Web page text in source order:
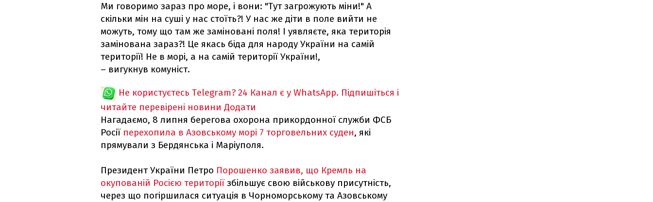
Ми говоримо зараз про море, і вони: "Тут загрожують міни!" А
скільки мін на суші у нас стоїть?! У нас же діти в поле вийти не
можуть, тому що там же заміновані поля! І уявляєте, яка територія
замінована зараз?! Це якась біда для народу України на самій
території! Не в морі, а на самій території України!,
– вигукнув комуніст.
Не користуєтесь Telegram? 24 Канал є у WhatsApp. Підпишіться і
читайте перевірені новини Додати
Нагадаємо, 8 липня берегова охорона прикордонної служби ФСБ
Росії перехопила в Азовському морі 7 торговельних суден, які
прямували з Бердянська і Маріуполя.
Президент України Петро Порошенко заявив, що Кремль на
окупованій Росією території збільшує свою військову присутність,
через що погіршилася ситуація в Чорноморському та Азовському